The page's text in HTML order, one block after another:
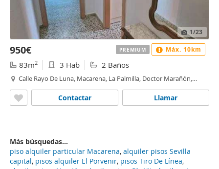
1/23
950€
83m2 3 Hab 2 Baños
Calle Rayo De Luna, Macarena, La Palmilla, Doctor Marañón,
Llamar
Contactar
PREMIUM Máx. 10km
Más búsquedas...
piso alquiler particular Macarena, alquiler pisos Sevilla
capital, pisos alquiler El Porvenir, pisos Tiro De Línea,